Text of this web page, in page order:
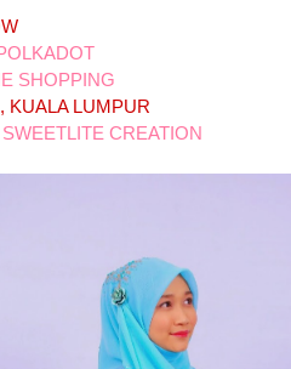
SHOPPING
KUALA LUMPUR
CREATION